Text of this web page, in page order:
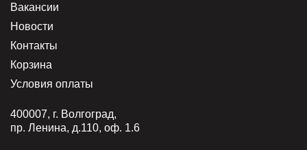
Вакансии
Новости
Контакты
Корзина
Условия оплаты
400007, г. Волгоград,
пр. Ленина, д.110, оф. 1.6